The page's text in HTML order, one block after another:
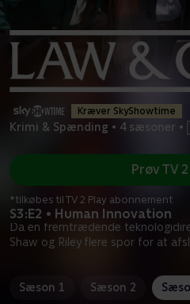
Kræver SkyShowtime
Krimi & Spænding • 4 sæsoner •
S3:E2 • Human Innovation
Da en fremtrædende
Shaw og Riley flere spor for at
Prøv TV
*tilkøbes til TV 2 Play abonnement
Sæson 1 Sæson 2